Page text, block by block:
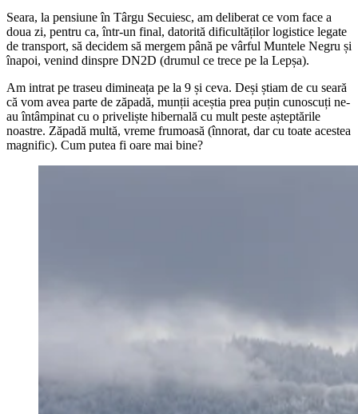
Seara, la pensiune în Târgu Secuiesc, am deliberat ce vom face a
doua zi, pentru ca, într-un final, datorită dificultăților logistice legate
de transport, să decidem să mergem până pe vârful Muntele Negru și
înapoi, venind dinspre DN2D (drumul ce trece pe la Lepșa).
Am intrat pe traseu dimineața pe la 9 și ceva. Deși știam de cu seară
că vom avea parte de zăpadă, munții aceștia prea puțin cunoscuți ne-
au întâmpinat cu o priveliște hibernală cu mult peste așteptările
noastre. Zăpadă multă, vreme frumoasă (înnorat, dar cu toate acestea
magnific). Cum putea fi oare mai bine?